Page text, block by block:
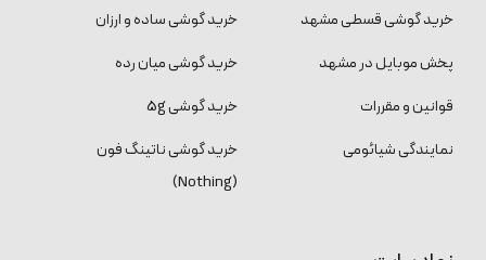
خرید گوشی قسطی مشهد
پخش موبایل در مشهد
قوانین و مقررات
نمایندگی شیائومی
خرید گوشی ساده و ارزان
خرید گوشی میان رده
خرید گوشی 5g
خرید گوشی ناتینگ فون
(Nothing)